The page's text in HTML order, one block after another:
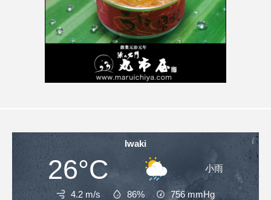
Iwaki
26°C 小雨
4.2 m/s 86% 756mmHg